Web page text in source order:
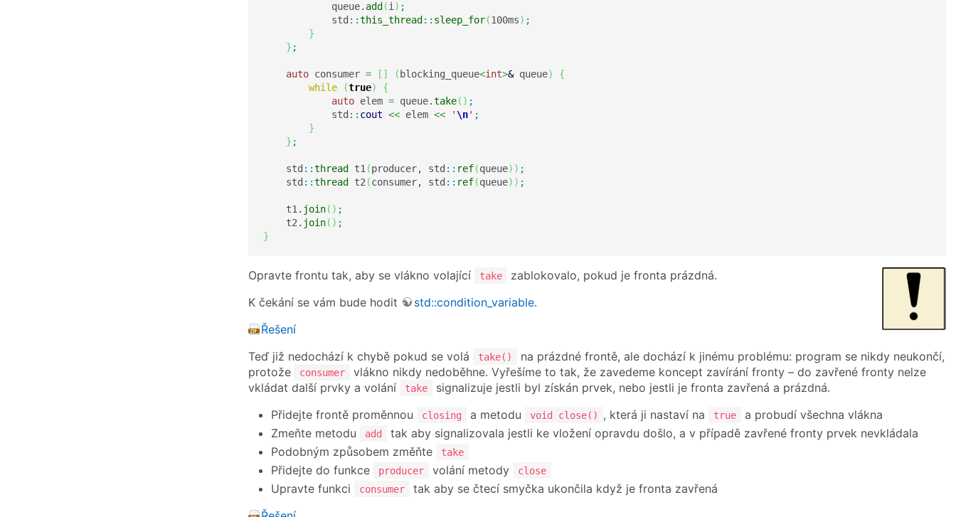
            queue.
add (i) ;
            std
::this_thread :: sleep_for(100ms) ;
}
} ;
auto consumer = [ ] ( blocking_queue<int>& queue)
{
while
(true)
{
auto elem = queue.take( ) ;
            std
:: cout << elem << ' \n' ;
}
} ;
    std
::thread t1(producer, std :: ref(queue) ) ;
    std
::thread t2(consumer, std :: ref(queue) ) ;
    t1.
join( ) ;
    t2.
join( ) ;
}
Opravte frontu tak, aby se vlákno volající take
zablokovalo, pokud je fronta prázdná.
K čekání se vám bude hodit
std::condition_variable.
Řešení
Teď již nedochází k chybě pokud se volá
take()
na prázdné frontě, ale dochází k jinému problému: program se nikdy neukončí,
protože
consumer
vlákno nikdy nedoběhne. Vyřešíme to tak, že zavedeme koncept zavírání fronty – do zavřené fronty nelze
vkládat další prvky a volání
take
signalizuje jestli byl získán prvek, nebo jestli je fronta zavřená a prázdná.
Přidejte frontě proměnnou
closing a metodu void close() , která ji nastaví na true
a probudí všechna vlákna
Zmeňte metodu
add
tak aby signalizovala jestli ke vložení opravdu došlo, a v případě zavřené fronty prvek nevkládala
Podobným způsobem změňte
take
Přidejte do funkce producer volání metody close
Upravte funkci consumer
tak aby se čtecí smyčka ukončila když je fronta zavřená